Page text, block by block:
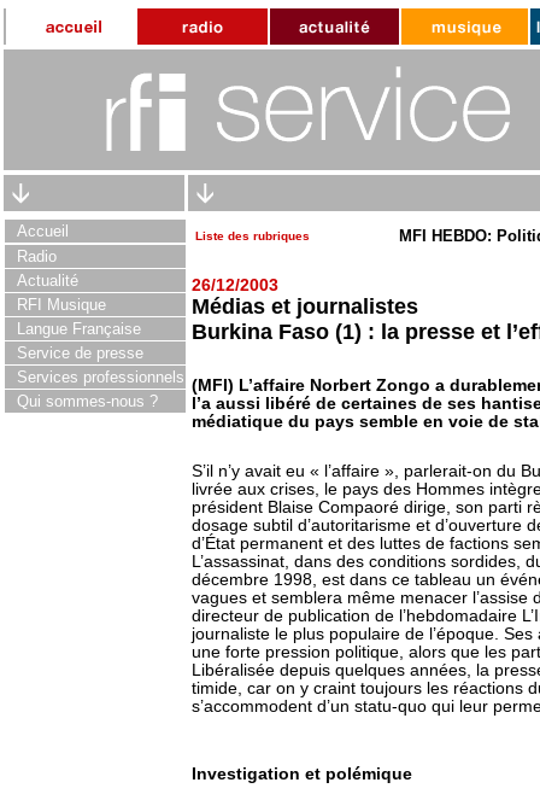
Accueil
Radio
Actualité
RFI Musique
Langue Française
Service de presse
Services professionnels
Qui sommes-nous ?
Liste des rubriques MFI HEBDO:
26/12/2003
Médias et journalistes
Burkina Faso (1) : la presse et
(MFI) L’affaire Norbert Zongo a
l’a aussi libéré de certaines de ses
médiatique du pays semble en voie de
S’il n’y avait eu « l’affaire », parlerait-on du
livrée aux crises, le pays des Hommes
président Blaise Compaoré dirige, son parti
dosage subtil d’autoritarisme et d’ouverture
d’État permanent et des luttes de factions
L’assassinat, dans des conditions sordides,
décembre 1998, est dans ce tableau un
vagues et semblera même menacer
directeur de publication de l’hebdomadaire
journaliste le plus populaire de l’époque.
une forte pression politique, alors que les
Libéralisée depuis quelques années, la
timide, car on y craint toujours les réactions
s’accommodent d’un statu-quo qui leur
Investigation et polémique